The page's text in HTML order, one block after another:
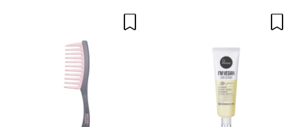
Recomenda esta compra?